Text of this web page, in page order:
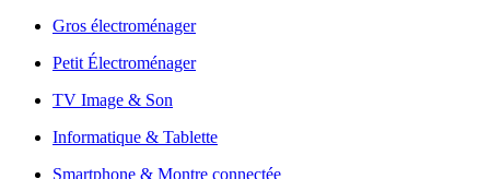
Gros électroménager
Petit Électroménager
TV Image & Son
Informatique & Tablette
Smartphone & Montre connectée